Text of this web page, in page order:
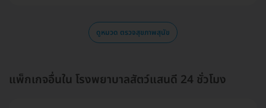
ดูหมวด ตรวจสุขภาพสุนัข
แพ็กเกจอื่นใน โรงพยาบาลสัตว์แสนดี 24 ชั่วโมง